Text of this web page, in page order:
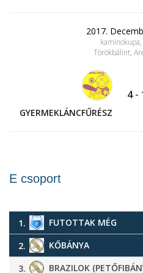
2017.
Törökbálint,
GYERMEKLÁNCFŰRÉSZ
4-
E csoport
1. FUTOTTAK MÉG
2.
KŐBÁNYA
3.
BRAZILOK